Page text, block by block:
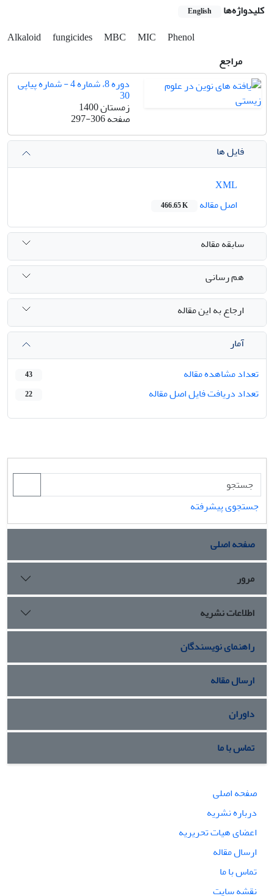
کلیدواژه‌ها English
Alkaloid fungicides MBC MIC
Phenol
مراجع
دوره 8، شماره 4 - شماره پیاپی
30
زمستان 1400
صفحه297-306
فایل ها
اصل مقاله
466.65 K
سابقه مقاله
هم رسانی
ارجاع به این مقاله
آمار
تعداد مشاهده مقاله
43
تعداد دریافت فایل اصل مقاله 22
جستجوی پیشرفته
صفحه اصلی
مرور
اطلاعات نشریه
راهنمای نویسندگان
ارسال مقاله
داوران
تماس با ما
صفحه اصلی
درباره نشریه
اعضای هیات تحریریه
ارسال مقاله
تماس با ما
نقشه سایت